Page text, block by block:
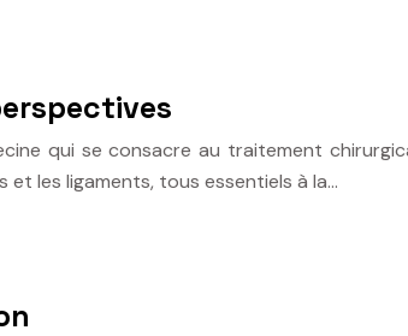
qui se consacre au traitement
et les ligaments, tous essentiels à la…